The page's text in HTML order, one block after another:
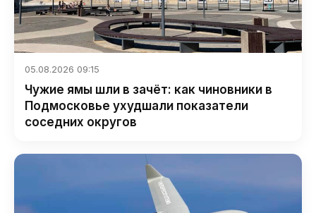
05.08.2026 09:15
Чужие ямы шли в зачёт: как чиновники в
Подмосковье ухудшали показатели
соседних округов